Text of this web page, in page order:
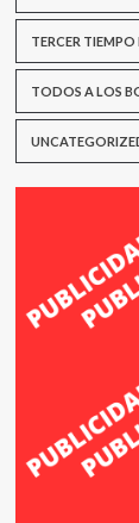
TERCER
TODOS A LOS